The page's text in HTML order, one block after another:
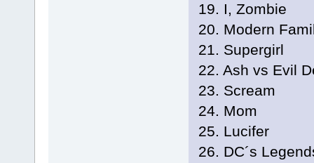
19. I, Zombie
20. Modern
21. Supergirl
22. Ash vs Evil
23. Scream
24. Mom
25. Lucifer
26. DC´s